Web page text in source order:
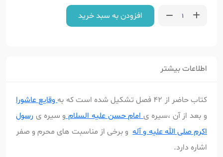
افزودن به سبد خرید
اطلاعات بیشتر
کتاب حاضر از 42 فصل تشکیل شده است که به
وقایع عاشورا
و بعد از آن ،سیره یامام حسن علیه السلامو سیره ی رسول
اکرم صلی الله علیه و آلهو برخی از مناسبت های محرم و صفر
اشاره دارد.